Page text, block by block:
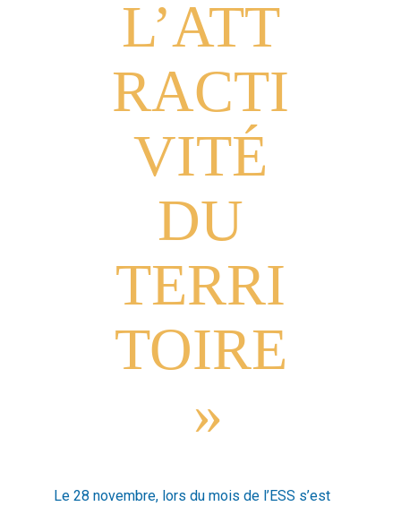
L’ATT
RACTI
VITÉ
DU
TERRI
TOIRE
»
Le 28 novembre, lors du mois de l’ESS s’est